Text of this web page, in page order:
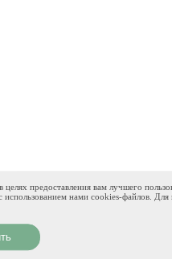
предоставления вам лучшего
с использованием нами cookies-файлов.